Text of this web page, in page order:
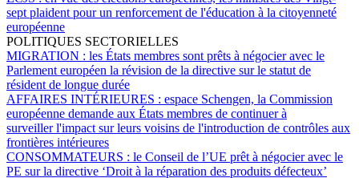
sept plaident pour un renforcement de l'éducation à la citoyenneté
européenne
POLITIQUES SECTORIELLES
MIGRATION : les États membres sont prêts à négocier avec le
Parlement européen la révision de la directive sur le statut de
résident de longue durée
AFFAIRES INTÉRIEURES : espace Schengen, la Commission
européenne demande aux États membres de continuer à
surveiller l'impact sur leurs voisins de l'introduction de contrôles aux
frontières intérieures
CONSOMMATEURS : le Conseil de l’UE prêt à négocier avec le
PE sur la directive ‘Droit à la réparation des produits défecteux’